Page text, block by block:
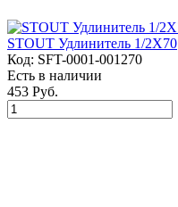
STOUT Удлинитель 1/2X70
Код: SFT-0001-001270
Есть в наличии
453 Руб.